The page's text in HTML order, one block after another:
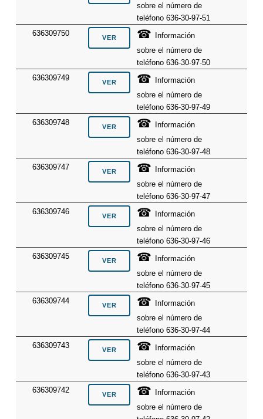
sobre el número de
teléfono 636-30-97-51
636309750
☎
Información
sobre el número de
teléfono 636-30-97-50
636309749
☎
Información
sobre el número de
teléfono 636-30-97-49
636309748
☎
Información
sobre el número de
teléfono 636-30-97-48
636309747
☎
Información
sobre el número de
teléfono 636-30-97-47
636309746
☎
Información
sobre el número de
teléfono 636-30-97-46
636309745
☎
Información
sobre el número de
teléfono 636-30-97-45
636309744
☎
Información
sobre el número de
teléfono 636-30-97-44
636309743
☎
Información
sobre el número de
teléfono 636-30-97-43
636309742
☎
Información
sobre el número de